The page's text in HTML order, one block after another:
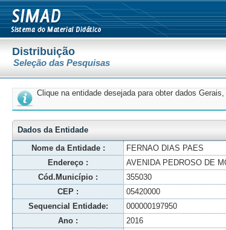
Distribuição
Seleção das Pesquisas
Clique na entidade desejada para obter dados
Dados da Entidade
Nome da Entidade :
FERNAO DIAS PAES
Endereço :
AVENIDA PEDROSO DE
Cód.Município :
355030
CEP :
05420000
Sequencial Entidade:
000000197950
Ano :
2016